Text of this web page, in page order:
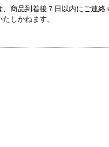
商品到着後７日以内にご連
しかねます。